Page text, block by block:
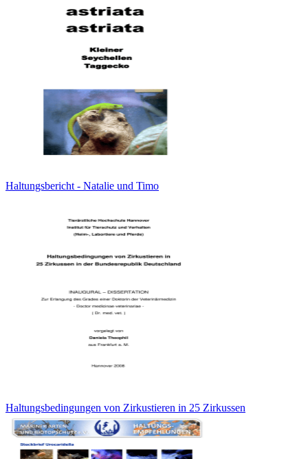
Haltungsbericht - Natalie und Timo
Haltungsbedingungen von Zirkustieren in 25 Zirkussen